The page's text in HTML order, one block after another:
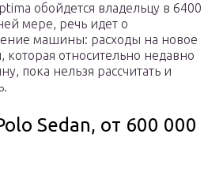
обойдется владельцу в 6400
мере, речь идет о
машины: расходы на новое
относительно недавно
пока нельзя рассчитать и
Sedan, от 600 000